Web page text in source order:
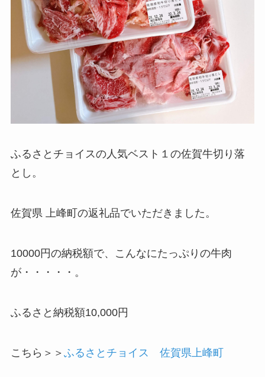
ふるさとチョイスの人気ベスト１の佐賀牛切り落
とし。
佐賀県 上峰町の返礼品でいただきました。
10000円の納税額で、こんなにたっぷりの牛肉
が・・・・・。
ふるさと納税額10,000円
こちら＞＞ ふるさとチョイス 佐賀県上峰町